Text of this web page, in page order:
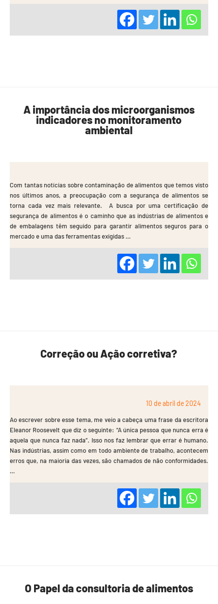
A importância dos microorganismos
indicadores no monitoramento
ambiental
Com tantas notícias sobre contaminação de alimentos que temos visto
nos últimos anos, a preocupação com a segurança de alimentos se
torna cada vez mais relevante. A busca por uma certificação de
segurança de alimentos é o caminho que as indústrias de alimentos e
de embalagens têm seguido para garantir alimentos seguros para o
mercado e uma das ferramentas exigidas …
Correção ou Ação corretiva?
10 de abril de 2024
Ao escrever sobre esse tema, me veio a cabeça uma frase da escritora
Eleanor Roosevelt que diz o seguinte: “A única pessoa que nunca erra é
aquela que nunca faz nada”. Isso nos faz lembrar que errar é humano.
Nas indústrias, assim como em todo ambiente de trabalho, acontecem
erros que, na maioria das vezes, são chamados de não conformidades.
…
O Papel da consultoria de alimentos